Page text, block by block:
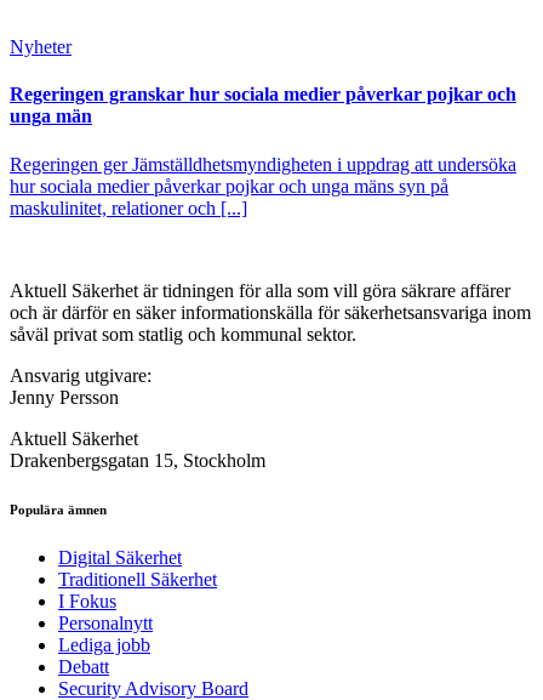
Nyheter
Regeringen granskar hur sociala medier påverkar pojkar och
unga män
Regeringen ger Jämställdhetsmyndigheten i uppdrag att undersöka
hur sociala medier påverkar pojkar och unga mäns syn på
maskulinitet, relationer och [...]
Aktuell Säkerhet är tidningen för alla som vill göra säkrare affärer
och är därför en säker informationskälla för säkerhets­ansvariga inom
såväl privat som statlig och kommunal sektor.
Ansvarig utgivare:
Jenny Persson
Aktuell Säkerhet
Drakenbergsgatan 15, Stockholm
Populära ämnen
Digital Säkerhet
Traditionell Säkerhet
I Fokus
Personalnytt
Lediga jobb
Debatt
Security Advisory Board